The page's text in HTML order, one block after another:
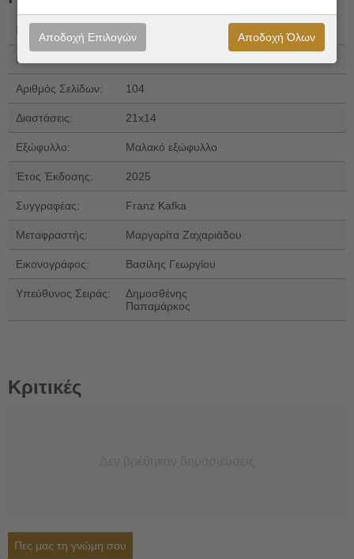
Εκδόσεις:
ISBN 13:
Αριθμός Σελίδων: 104
Διαστάσεις: 21x14
Εξώφυλλο: Μαλακό εξώφυλλο
Έτος Έκδοσης: 2025
Συγγραφέας: Franz Kafka
Μεταφραστής: Μαργαρίτα Ζαχαριάδου
Εικονογράφος: Βασίλης Γεωργίου
Υπεύθυνος Σειράς:
Δημοσθένης
Παπαμάρκος
Κριτικές
Πες μας τη γνώμη σου
Αποδοχή Επιλογών Αποδοχή Όλων